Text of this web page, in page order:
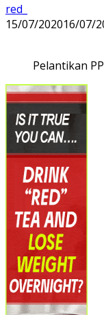
red_
15/07/202016/07/
Pelantikan